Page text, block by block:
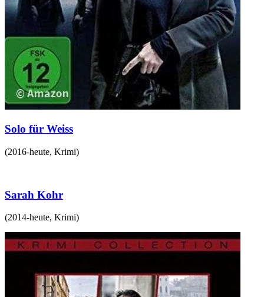
Solo für Weiss
(2016-heute, Krimi)
Sarah Kohr
(2014-heute, Krimi)